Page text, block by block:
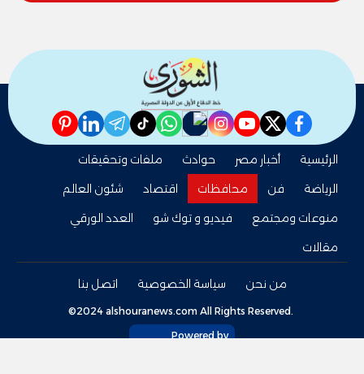
facebook
twitter
youtube
instagram
nabd
whatsapp
tiktok
telegram
linkedin
pinterest
الرئيسية أخبار مصر حوادث
ملفات وتحقيقات
الرياضة
فن محافظات اقتصاد
شئون العالم
منوعات ومجتمع
فيديو و توك شو
العدد الورقي
مقالات
من نحن سياسة الخصوصية اتصل بنا
©2024 alshouranews.com All Rights Reserved.
Powered by